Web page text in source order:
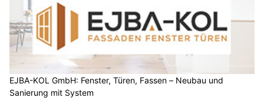
EJBA-KOL GmbH: Fenster, Türen, Fassen – Neubau und
Sanierung mit System